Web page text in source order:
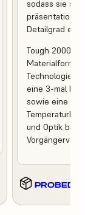
sodass sie
Detailgrad
Tough 2000
Technologie
eine 3-mal
sowie eine
und Optik